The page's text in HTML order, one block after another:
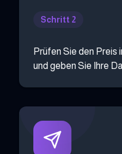
Schritt 2
Prüfen Sie den Preis
und geben Sie Ihre